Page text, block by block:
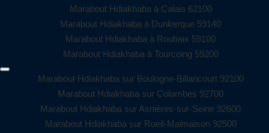
Marabout Hdiakhaba à Calais 62100
Marabout Hdiakhaba à Dunkerque 59140
Marabout Hdiakhaba à Roubaix 59100
Marabout Hdiakhaba à Tourcoing 59200
Marabout Hdiakhaba sur Boulogne-Billancourt 92100
Marabout Hdiakhaba sur Colombes 92700
Marabout Hdiakhaba sur Asnières-sur-Seine 92600
Marabout Hdiakhaba sur Rueil-Malmaison 92500